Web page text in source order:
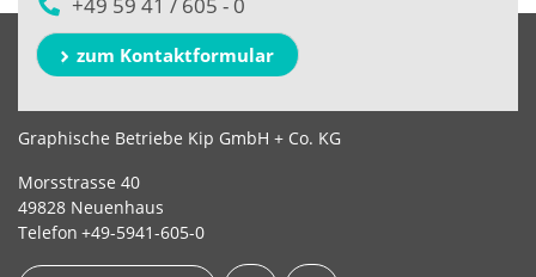
zum Kontaktformular
Graphische Betriebe Kip GmbH + Co. KG
Morsstrasse 40
49828 Neuenhaus
Telefon +49-5941-605-0